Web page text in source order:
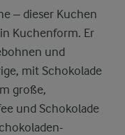
– dieser Kuchen
Kuchenform. Er
und
mit Schokolade
große,
und Schokolade